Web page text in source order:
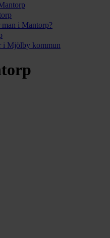
i Mantorp?
i Mjölby kommun